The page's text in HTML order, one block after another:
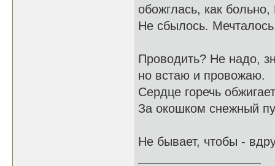
обожглась, как
Не сбылось. Мечталось
Проводить? Не надо,
но встаю и провожаю.
Сердце горечь
За окошком снежный
Не бывает, чтобы -